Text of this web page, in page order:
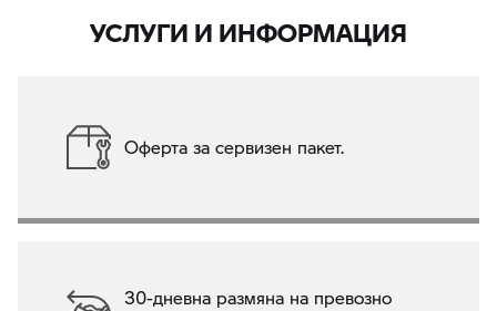
УСЛУГИ И ИНФОРМАЦИЯ
Оферта за сервизен пакет.
30-дневна размяна на превозно